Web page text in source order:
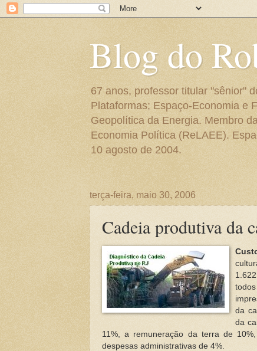
Blog do
67 anos, professor titular "sênior"
Plataformas; Espaço-Economia e
Geopolítica da Energia. Membro
Economia Política (ReLAEE).
10 agosto de 2004.
terça-feira, maio 30, 2006
Cadeia produtiva da
da
da
11%, a remuneração da terra de
despesas administrativas de 4%.